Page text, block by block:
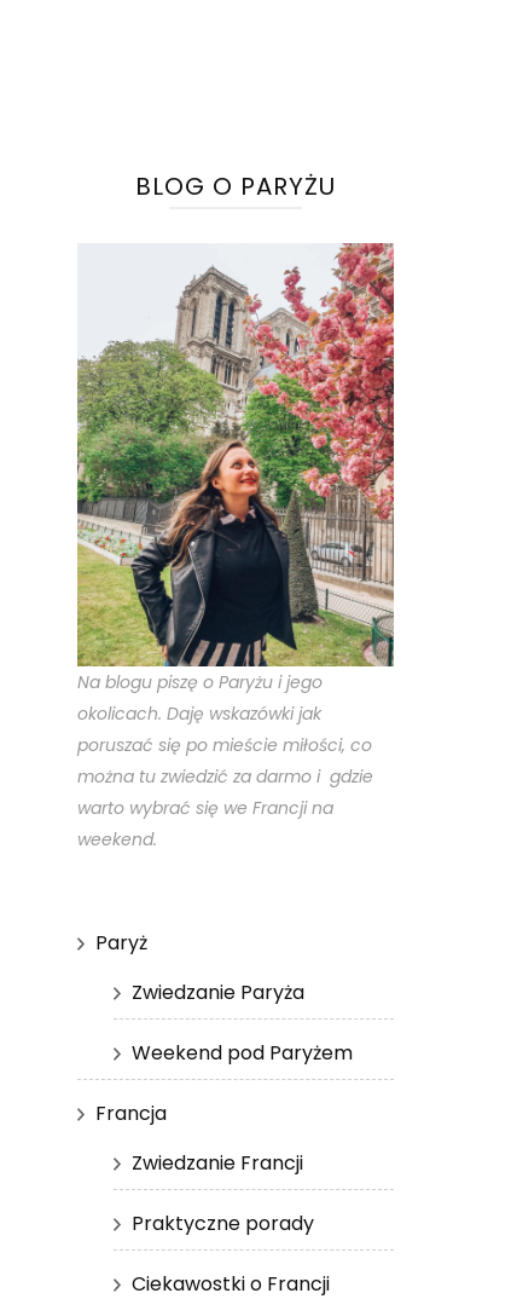
BLOG O PARYŻU
Na blogu piszę o Paryżu i jego
okolicach. Daję wskazówki jak
poruszać się po mieście miłości, co
można tu zwiedzić za darmo i gdzie
warto wybrać się we Francji na
weekend.
Paryż
Zwiedzanie Paryża
Weekend pod Paryżem
Francja
Zwiedzanie Francji
Praktyczne porady
Ciekawostki o Francji